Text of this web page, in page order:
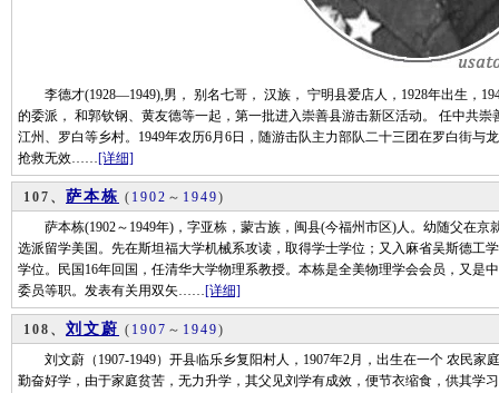
李德才(1928—1949),男， 别名七哥， 汉族， 宁明县爱店人，1928年出生，
的委派， 和郭钦钢、黄友德等一起，第一批进入崇善县游击新区活动。 任中共
江州、罗白等乡村。1949年农历6月6日，随游击队主力部队二十三团在罗白街与
抢救无效……[详细]
107、 萨本栋 ( 1902 ～ 1949)
萨本栋(1902～1949年)，字亚栋，蒙古族，闽县(今福州市区)人。幼随父在京
选派留学美国。先在斯坦福大学机械系攻读，取得学士学位；又入麻省吴斯德工
学位。民国16年回国，任清华大学物理系教授。本栋是全美物理学会会员，又是
委员等职。发表有关用双矢……[详细]
108、 刘文蔚 ( 1907 ～ 1949)
刘文蔚（1907-1949）开县临乐乡复阳村人，1907年2月，出生在一个 农民家
勤奋好学，由于家庭贫苦，无力升学，其父见刘学有成效，便节衣缩食，供其学